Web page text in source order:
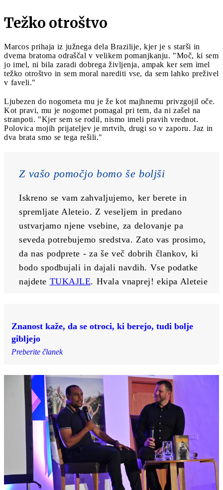
Težko otroštvo
Marcos prihaja iz južnega dela Brazilije, kjer je s starši in
dvema bratoma odraščal v velikem pomanjkanju. "Moč, ki sem
jo imel, ni bila zaradi dobrega življenja, ampak ker sem imel
težko otroštvo in sem moral narediti vse, da sem lahko preživel
v faveli."
Ljubezen do nogometa mu je že kot majhnemu privzgojil oče.
Kot pravi, mu je nogomet pomagal pri tem, da ni zašel na
stranpoti. "Kjer sem se rodil, nismo imeli pravih vrednot.
Polovica mojih prijateljev je mrtvih, drugi so v zaporu. Jaz in
dva brata smo se tega rešili."
Z vašo pomočjo bomo še boljši
Iskreno se vam zahvaljujemo, ker berete in
spremljate Aleteio. Z veseljem in predano
ustvarjamo njene vsebine, za delovanje pa
seveda potrebujemo sredstva. Zato vas prosimo,
da nas podprete - za še več dobrih člankov, ki
bodo spodbujali in dajali navdih. Vse podatke
najdete TUKAJLE. Hvala vnaprej! ekipa Aleteie
Znanost kaže, da se otroci, ki berejo, tudi bolje
gibljejo
Preberite članek